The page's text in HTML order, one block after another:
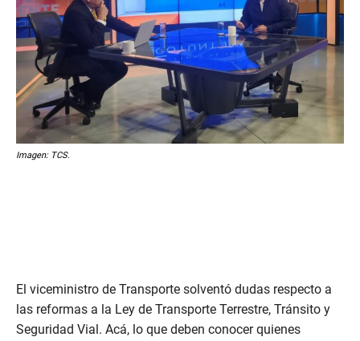
Imagen: TCS.
El viceministro de Transporte solventó dudas respecto a
las reformas a la Ley de Transporte Terrestre, Tránsito y
Seguridad Vial. Acá, lo que deben conocer quienes